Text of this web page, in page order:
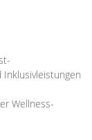
Wellness-